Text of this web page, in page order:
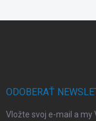
ODOBERAŤ
Vložte svoj e-mail a